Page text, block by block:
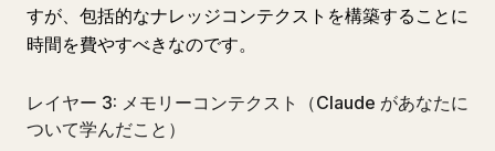
すが、包括的なナレッジコンテクストを構築することに
時間を費やすべきなのです。
レイヤー 3: メモリーコンテクスト（Claude があなたに
ついて学んだこと）